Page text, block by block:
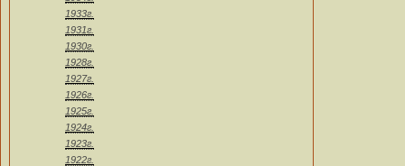
1933г.
1931г.
1930г.
1928г.
1927г.
1926г.
1925г.
1924г.
1923г.
1922г.